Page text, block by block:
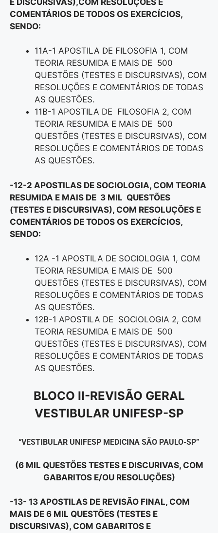
COMENTÁRIOS DE TODOS OS EXERCÍCIOS,
SENDO:
11A-1 APOSTILA DE FILOSOFIA 1, COM
TEORIA RESUMIDA E MAIS DE 500
QUESTÕES (TESTES E DISCURSIVAS), COM
RESOLUÇÕES E COMENTÁRIOS DE TODAS
AS QUESTÕES.
11B-1 APOSTILA DE FILOSOFIA 2, COM
TEORIA RESUMIDA E MAIS DE 500
QUESTÕES (TESTES E DISCURSIVAS), COM
RESOLUÇÕES E COMENTÁRIOS DE TODAS
AS QUESTÕES.
-12-2 APOSTILAS DE SOCIOLOGIA, COM TEORIA
RESUMIDA E MAIS DE 3 MIL QUESTÕES
(TESTES E DISCURSIVAS), COM RESOLUÇÕES E
COMENTÁRIOS DE TODOS OS EXERCÍCIOS,
SENDO:
12A -1 APOSTILA DE SOCIOLOGIA 1, COM
TEORIA RESUMIDA E MAIS DE 500
QUESTÕES (TESTES E DISCURSIVAS), COM
RESOLUÇÕES E COMENTÁRIOS DE TODAS
AS QUESTÕES.
12B-1 APOSTILA DE SOCIOLOGIA 2, COM
TEORIA RESUMIDA E MAIS DE 500
QUESTÕES (TESTES E DISCURSIVAS), COM
RESOLUÇÕES E COMENTÁRIOS DE TODAS
AS QUESTÕES.
BLOCO II-REVISÃO GERAL
VESTIBULAR UNIFESP-SP
“VESTIBULAR UNIFESP MEDICINA SÃO PAULO-SP”
(6 MIL QUESTÕES TESTES E DISCURIVAS, COM
GABARITOS E/OU RESOLUÇÕES)
-13- 13 APOSTILAS DE REVISÃO FINAL, COM
MAIS DE 6 MIL QUESTÕES (TESTES E
DISCURSIVAS), COM GABARITOS E